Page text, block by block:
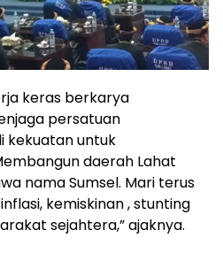
keras berkarya
persatuan
kekuatan untuk
daerah Lahat
nama Sumsel. Mari terus
kemiskinan , stunting
sejahtera,” ajaknya.